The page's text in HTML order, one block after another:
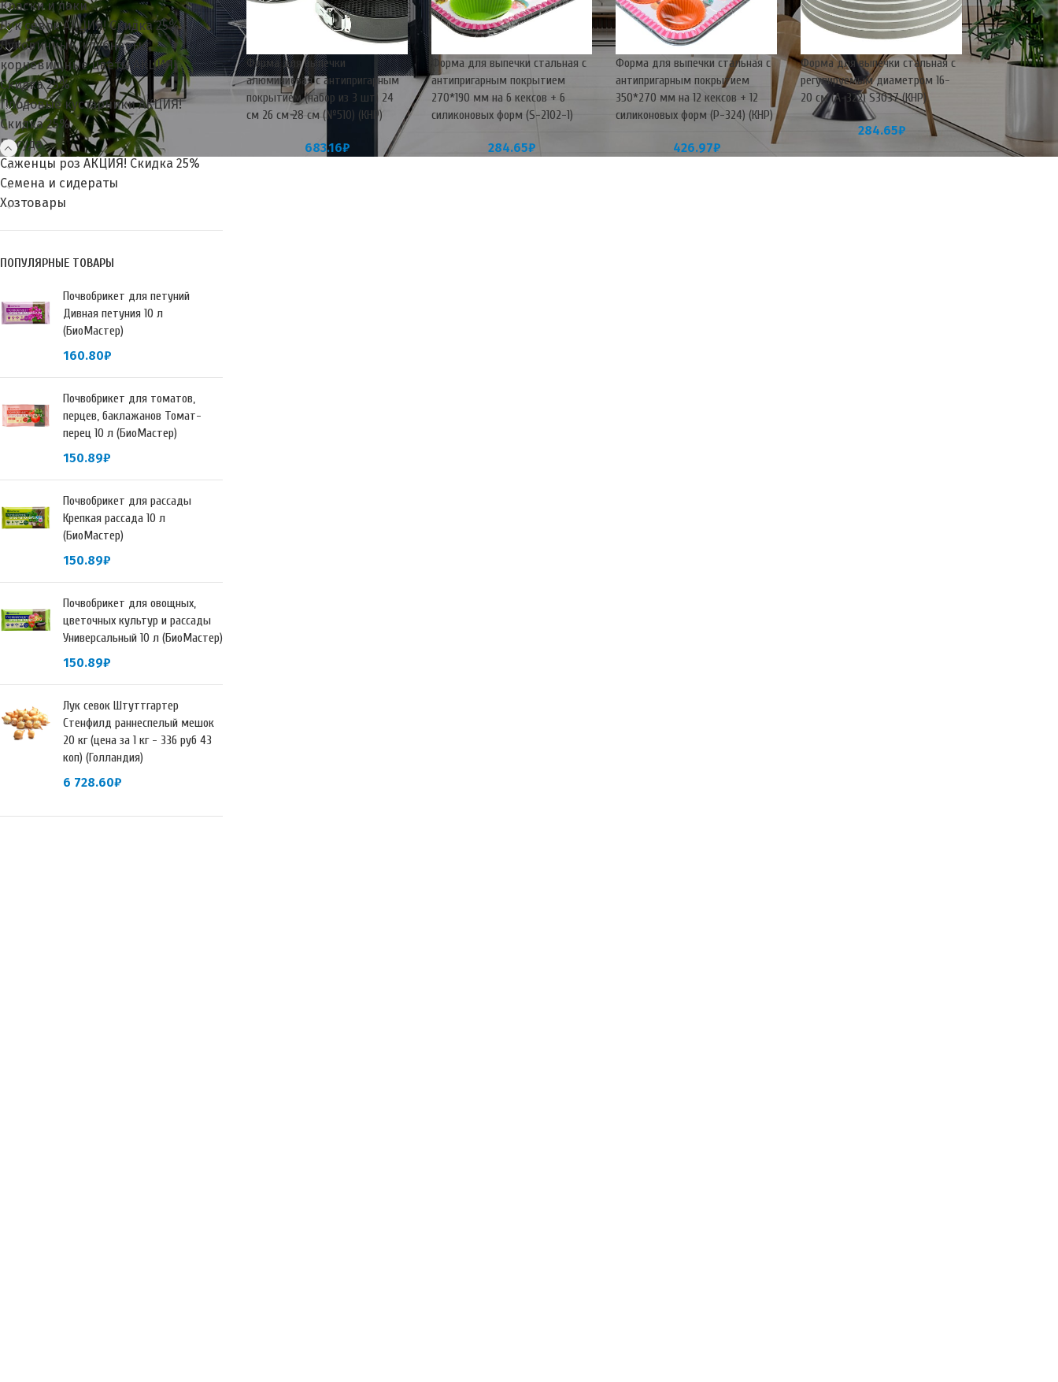
Краски и лаки
Лук севок АКЦИЯ! Скидка 25%
Луковичные, клубневые,
корневищные цветы АКЦИЯ!
Скидка 25%
Плодовые кустарники АКЦИЯ!
Скидка 25%
Посуда
Саженцы роз АКЦИЯ! Скидка 25%
Семена и сидераты
Хозтовары
ПОПУЛЯРНЫЕ ТОВАРЫ
Почвобрикет для петуний
Дивная петуния 10 л
(БиоМастер)
160.80₽
Почвобрикет для томатов,
перцев, баклажанов Томат-
перец 10 л (БиоМастер)
150.89₽
Почвобрикет для рассады
Крепкая рассада 10 л
(БиоМастер)
150.89₽
Почвобрикет для овощных,
цветочных культур и рассады
Универсальный 10 л (БиоМастер)
150.89₽
Лук севок Штуттгартер
Стенфилд раннеспелый мешок
20 кг (цена за 1 кг - 336 руб 43
коп) (Голландия)
6 728.60₽
Форма для выпечки
алюминиевая с антипригарным
покрытием (набор из 3 шт) 24
см 26 см 28 см (№510) (КНР)
683.16₽
Форма для выпечки стальная с
антипригарным покрытием
270*190 мм на 6 кексов + 6
силиконовых форм (S-2102-1)
284.65₽
Форма для выпечки стальная с
антипригарным покрытием
350*270 мм на 12 кексов + 12
силиконовых форм (Р-324) (КНР)
426.97₽
Форма для выпечки стальная с
регулируемым диаметром 16-
20 см (А-322) S3037 (КНР)
284.65₽